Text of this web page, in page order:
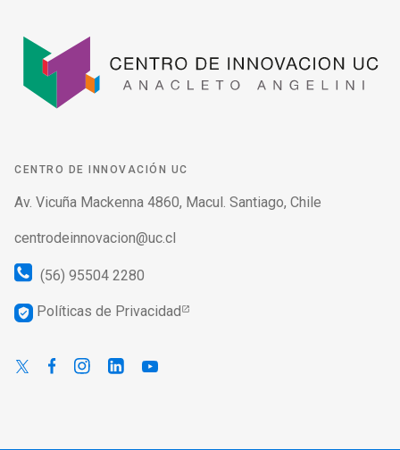
CENTRO DE INNOVACIÓN UC
Av. Vicuña Mackenna 4860, Macul. Santiago, Chile
centrodeinnovacion@uc.cl
(56) 95504 2280
verified_user Políticas de Privacidad